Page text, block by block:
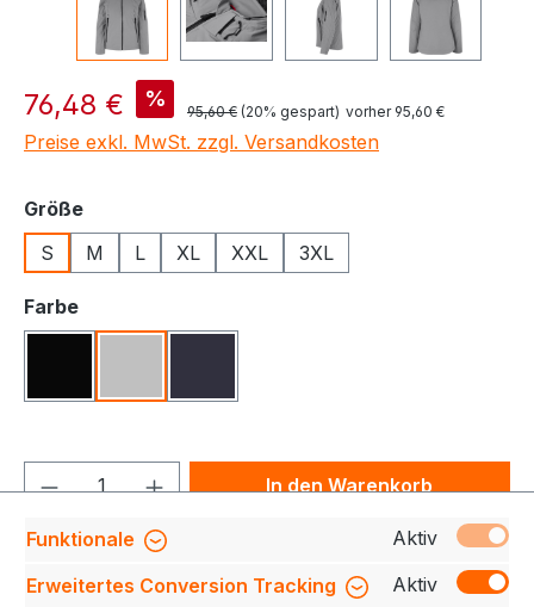
Verkaufspreis:
76,48 € % Regulärer Preis:
95,60 € (20% gespart) vorher 95,60 €
Preise exkl. MwSt. zzgl. Versandkosten
Größeauswählen
S
M L XL XXL 3XL
Farbeauswählen
Produkt Anzahl: Gib denIn den Warenkorb
Funktionale
Aktiv
Erweitertes Conversion Tracking
Aktiv